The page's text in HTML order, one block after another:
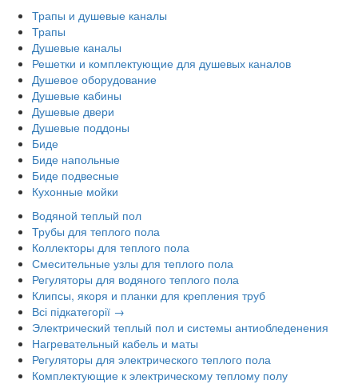
Трапы и душевые каналы
Трапы
Душевые каналы
Решетки и комплектующие для душевых каналов
Душевое оборудование
Душевые кабины
Душевые двери
Душевые поддоны
Биде
Биде напольные
Биде подвесные
Кухонные мойки
Водяной теплый пол
Трубы для теплого пола
Коллекторы для теплого пола
Смесительные узлы для теплого пола
Регуляторы для водяного теплого пола
Клипсы, якоря и планки для крепления труб
Всі підкатегорії →
Электрический теплый пол и системы антиобледенения
Нагревательный кабель и маты
Регуляторы для электрического теплого пола
Комплектующие к электрическому теплому полу